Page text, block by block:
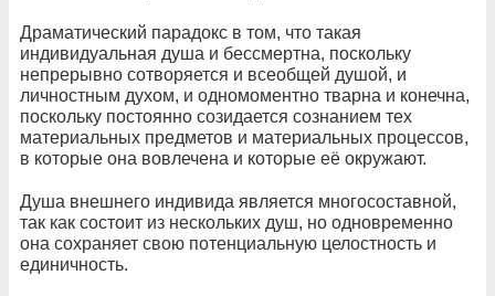
Драматический парадокс в том, что такая
индивидуальная душа и бессмертна, поскольку
непрерывно сотворяется и всеобщей душой, и
личностным духом, и одномоментно тварна и конечна,
поскольку постоянно созидается сознанием тех
материальных предметов и материальных процессов,
в которые она вовлечена и которые её окружают.
Душа внешнего индивида является многосоставной,
так как состоит из нескольких душ, но одновременно
она сохраняет свою потенциальную целостность и
единичность.